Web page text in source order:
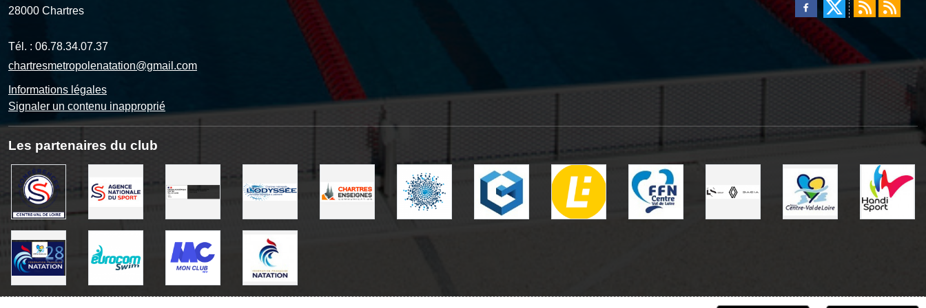
28000 Chartres
Tél. : 06.78.34.07.37
chartresmetropolenatation@gmail.com
Informations légales
Signaler un contenu inapproprié
Les partenaires du club